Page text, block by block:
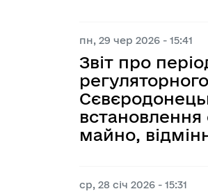
пн, 29 чер 2026 - 15:41
Звіт про
встановлення
майно,
ср, 28 січ 2026 - 15:31